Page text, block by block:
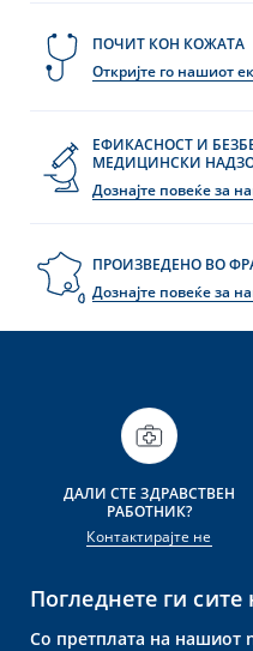
ПОЧИТ КОН КОЖАТА
Откријте го нашиот
ЕФИКАСНОСТ И
МЕДИЦИНСКИ
Дознајте повеќе за
ПРОИЗВЕДЕНО ВО
Дознајте повеќе за
ДАЛИ СТЕ ЗДРАВСТВЕН
РАБОТНИК?
Контактирајте не
Погледнете ги
Со претплата на нашиот